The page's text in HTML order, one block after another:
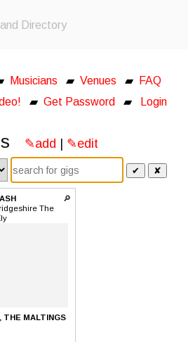
Directory
Musicians ▰ Venues ▰
FAQ
▰ Get Password ▰ Login
✎add | ✎edit
✔ ✘
🔎
The
THE MALTINGS